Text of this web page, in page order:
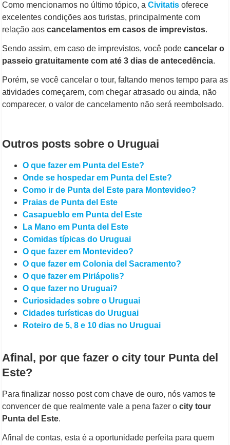
Como mencionamos no último tópico, a Civitatis oferece
excelentes condições aos turistas, principalmente com
relação aos cancelamentos em casos de imprevistos.
Sendo assim, em caso de imprevistos, você pode cancelar o
passeio gratuitamente com até 3 dias de antecedência.
Porém, se você cancelar o tour, faltando menos tempo para as
atividades começarem, com chegar atrasado ou ainda, não
comparecer, o valor de cancelamento não será reembolsado.
Outros posts sobre o Uruguai
O que fazer em Punta del Este?
Onde se hospedar em Punta del Este?
Como ir de Punta del Este para Montevideo?
Praias de Punta del Este
Casapueblo em Punta del Este
La Mano em Punta del Este
Comidas típicas do Uruguai
O que fazer em Montevideo?
O que fazer em Colonia del Sacramento?
O que fazer em Piriápolis?
O que fazer no Uruguai?
Curiosidades sobre o Uruguai
Cidades turísticas do Uruguai
Roteiro de 5, 8 e 10 dias no Uruguai
Afinal, por que fazer o city tour Punta del
Este?
Para finalizar nosso post com chave de ouro, nós vamos te
convencer de que realmente vale a pena fazer o city tour
Punta del Este.
Afinal de contas, esta é a oportunidade perfeita para quem